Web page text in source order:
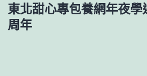
東北甜心專包養網年夜
周年